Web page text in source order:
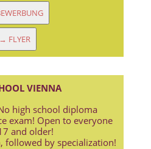
→ FLYER
VIENNA
high school diploma
exam! Open to everyone
and older!
followed by specialization!